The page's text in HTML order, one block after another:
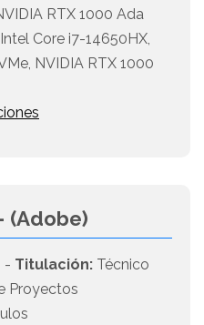
RTX 1000 Ada
Core i7-14650HX,
NVIDIA RTX 1000
(Adobe)
- Titulación: Técnico
Proyectos